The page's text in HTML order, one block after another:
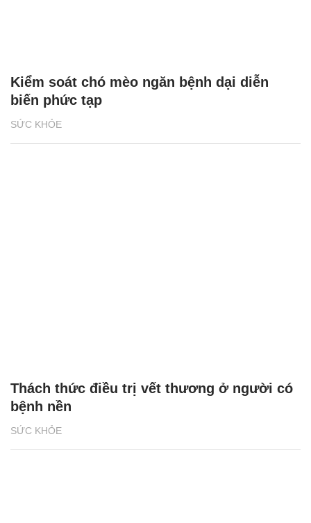
SỨC KHỎE
Kiểm soát chó mèo ngăn bệnh dại diễn
biến phức tạp
SỨC KHỎE
Thách thức điều trị vết thương ở người có
bệnh nền